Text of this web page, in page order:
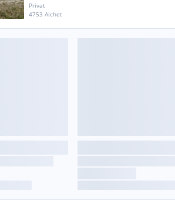
Privat
4753 Aichet